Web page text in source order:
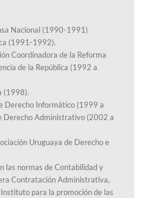
Nacional (1990-1991)
(1991-1992).
Coordinadora de la Reforma
de la República (1992 a
(1998).
Derecho Informático (1999 a
Derecho Administrativo (2002 a
Uruguaya de Derecho e
las normas de Contabilidad y
Contratación Administrativa,
para la promoción de las